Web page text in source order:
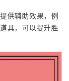
供辅助效果，例
具，可以提升胜